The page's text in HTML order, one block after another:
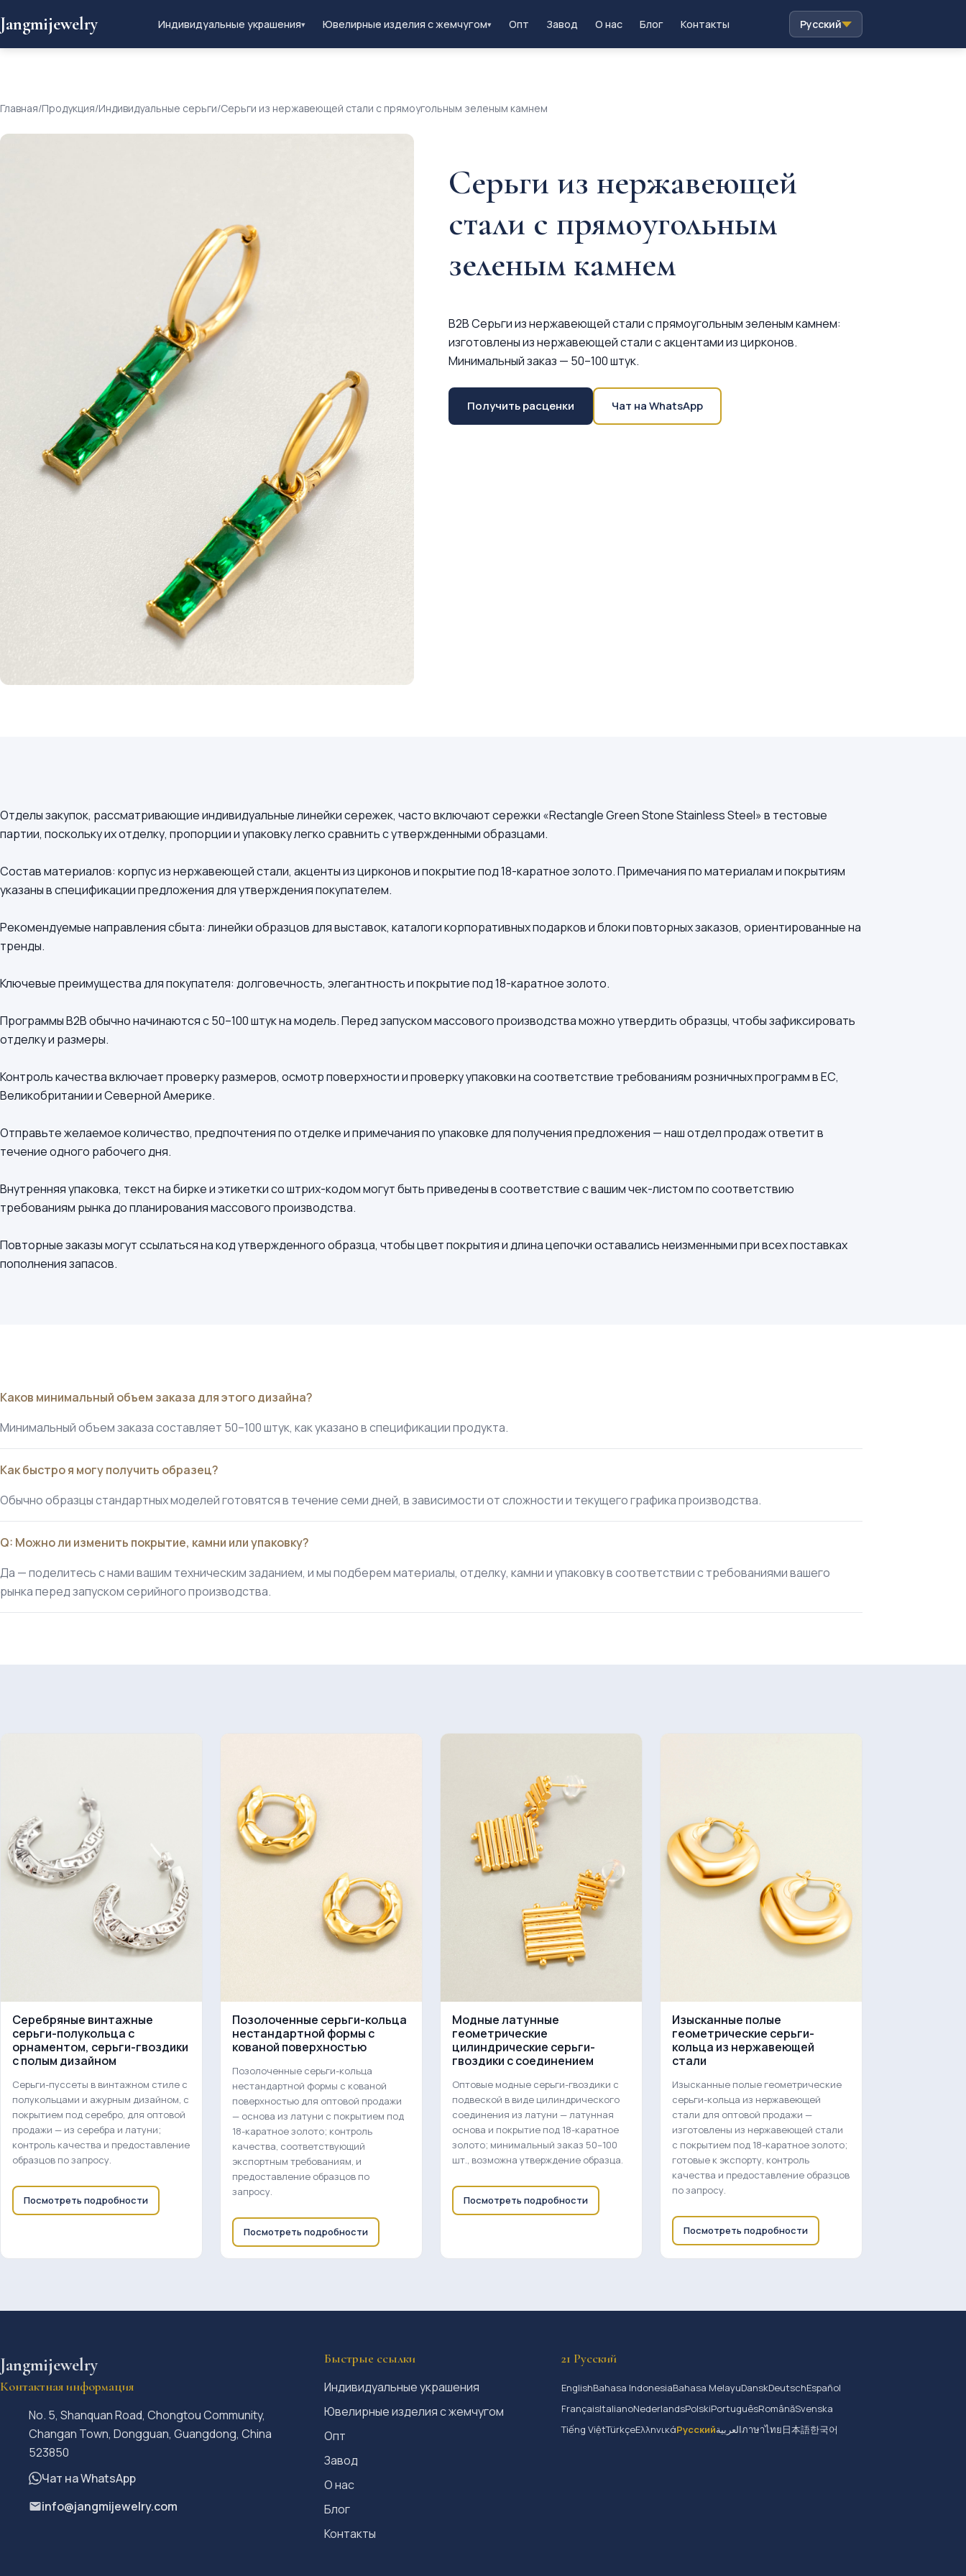
Jangmijewelry Индивидуальные украшения▾ Ювелирные изделия с жемчугом▾ Опт Завод О нас Блог Контакты Русский
Главная/Продукция/Индивидуальные серьги/Серьги из нержавеющей стали с прямоугольным зеленым камнем
Серьги из нержавеющей
стали с прямоугольным
зеленым камнем
B2B Серьги из нержавеющей стали с прямоугольным зеленым камнем:
изготовлены из нержавеющей стали с акцентами из цирконов.
Минимальный заказ — 50–100 штук.
Получить расценки Чат на WhatsApp
Отделы закупок, рассматривающие индивидуальные линейки сережек, часто включают сережки «Rectangle Green Stone Stainless Steel» в тестовые
партии, поскольку их отделку, пропорции и упаковку легко сравнить с утвержденными образцами.
Состав материалов: корпус из нержавеющей стали, акценты из цирконов и покрытие под 18-каратное золото. Примечания по материалам и покрытиям
указаны в спецификации предложения для утверждения покупателем.
Рекомендуемые направления сбыта: линейки образцов для выставок, каталоги корпоративных подарков и блоки повторных заказов, ориентированные на
тренды.
Ключевые преимущества для покупателя: долговечность, элегантность и покрытие под 18-каратное золото.
Программы B2B обычно начинаются с 50–100 штук на модель. Перед запуском массового производства можно утвердить образцы, чтобы зафиксировать
отделку и размеры.
Контроль качества включает проверку размеров, осмотр поверхности и проверку упаковки на соответствие требованиям розничных программ в ЕС,
Великобритании и Северной Америке.
Отправьте желаемое количество, предпочтения по отделке и примечания по упаковке для получения предложения — наш отдел продаж ответит в
течение одного рабочего дня.
Внутренняя упаковка, текст на бирке и этикетки со штрих-кодом могут быть приведены в соответствие с вашим чек-листом по соответствию
требованиям рынка до планирования массового производства.
Повторные заказы могут ссылаться на код утвержденного образца, чтобы цвет покрытия и длина цепочки оставались неизменными при всех поставках
пополнения запасов.
Каков минимальный объем заказа для этого дизайна?
Минимальный объем заказа составляет 50–100 штук, как указано в спецификации продукта.
Как быстро я могу получить образец?
Обычно образцы стандартных моделей готовятся в течение семи дней, в зависимости от сложности и текущего графика производства.
Q: Можно ли изменить покрытие, камни или упаковку?
Да — поделитесь с нами вашим техническим заданием, и мы подберем материалы, отделку, камни и упаковку в соответствии с требованиями вашего
рынка перед запуском серийного производства.
Серебряные винтажные
серьги-полукольца с
орнаментом, серьги-гвоздики
с полым дизайном
Серьги-пуссеты в винтажном стиле с
полукольцами и ажурным дизайном, с
покрытием под серебро, для оптовой
продажи — из серебра и латуни;
контроль качества и предоставление
образцов по запросу.
Посмотреть подробности
Позолоченные серьги-кольца
нестандартной формы с
кованой поверхностью
Позолоченные серьги-кольца
нестандартной формы с кованой
поверхностью для оптовой продажи
— основа из латуни с покрытием под
18-каратное золото; контроль
качества, соответствующий
экспортным требованиям, и
предоставление образцов по
запросу.
Посмотреть подробности
Модные латунные
геометрические
цилиндрические серьги-
гвоздики с соединением
Оптовые модные серьги-гвоздики с
подвеской в виде цилиндрического
соединения из латуни — латунная
основа и покрытие под 18-каратное
золото; минимальный заказ 50–100
шт., возможна утверждение образца.
Посмотреть подробности
Изысканные полые
геометрические серьги-
кольца из нержавеющей
стали
Изысканные полые геометрические
серьги-кольца из нержавеющей
стали для оптовой продажи —
изготовлены из нержавеющей стали
с покрытием под 18-каратное золото;
готовые к экспорту, контроль
качества и предоставление образцов
по запросу.
Посмотреть подробности
Jangmijewelry
Контактная информация
No. 5, Shanquan Road, Chongtou Community,
Changan Town, Dongguan, Guangdong, China
523850
Чат на WhatsApp
info@jangmijewelry.com
Быстрые ссылки
Индивидуальные украшения
Ювелирные изделия с жемчугом
Опт
Завод
О нас
Блог
Контакты
21 Русский
EnglishBahasa IndonesiaBahasa MelayuDanskDeutschEspañol
FrançaisItalianoNederlandsPolskiPortuguêsRomânăSvenska
Tiếng ViệtTürkçeΕλληνικάРусскийالعربيةภาษาไทย日本語한국어